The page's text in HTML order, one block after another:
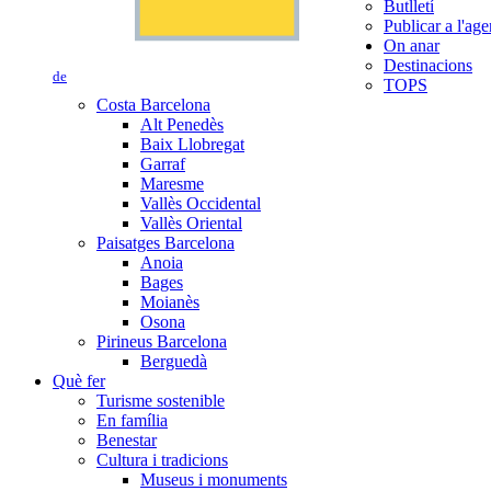
de
Butlletí
Publicar a
On anar
Destinacions
TOPS
Costa Barcelona
Alt Penedès
Baix Llobregat
Garraf
Maresme
Vallès Occidental
Vallès Oriental
Paisatges Barcelona
Anoia
Bages
Moianès
Osona
Pirineus Barcelona
Berguedà
Què fer
Turisme sostenible
En família
Benestar
Cultura i tradicions
Museus i monuments